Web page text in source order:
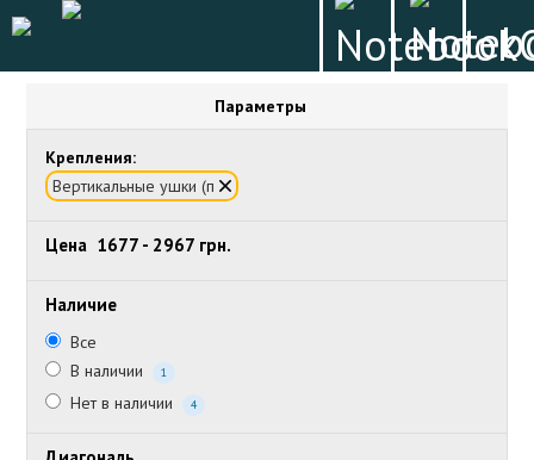
Параметры
Крепления:
Вертикальные ушки (п
Цена 1677 - 2967 грн.
Наличие
Все
В наличии
1
Нет в наличии 4